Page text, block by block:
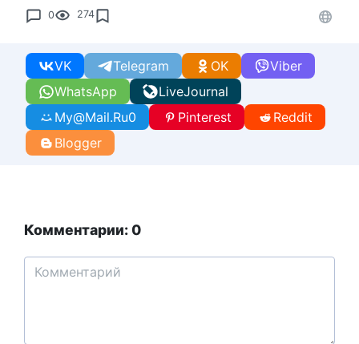
0 274
WhatsApp
VK Telegram Viber
OK
LiveJournal
My@Mail.Ru0 Pinterest
Reddit
Blogger
Комментарии: 0